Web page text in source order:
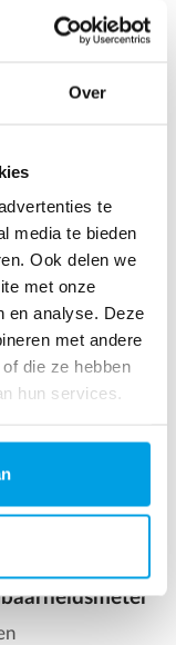
Over
te
media te bieden
Ook delen we
met onze
en analyse. Deze
met andere
die ze hebben
hun services.
en zijn
van de unit.
unit